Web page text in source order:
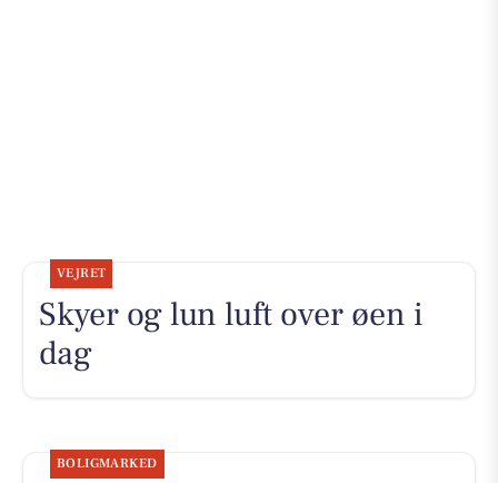
VEJRET
Skyer og lun luft over øen i
dag
BOLIGMARKED